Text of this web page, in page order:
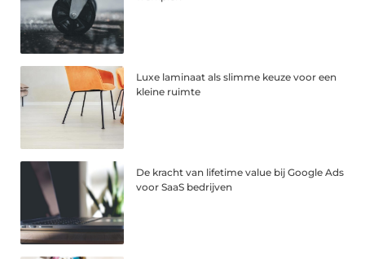
Luxe laminaat als slimme keuze voor een
kleine ruimte
De kracht van lifetime value bij Google Ads
voor SaaS bedrijven